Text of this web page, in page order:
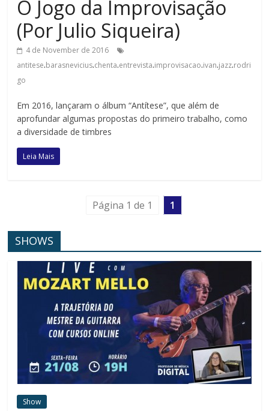
O Jogo da Improvisação
(Por Julio Siqueira)
4 de November de 2016
antitese.barasnevicius.chenta.entrevista.improvisacao.ivan.jazz.rodri
go
Em 2016, lançaram o álbum “Antítese”, que além de
aprofundar algumas propostas do primeiro trabalho, como
a diversidade de timbres
Leia Mais
Página 1 de 1 1
SHOWS
Show